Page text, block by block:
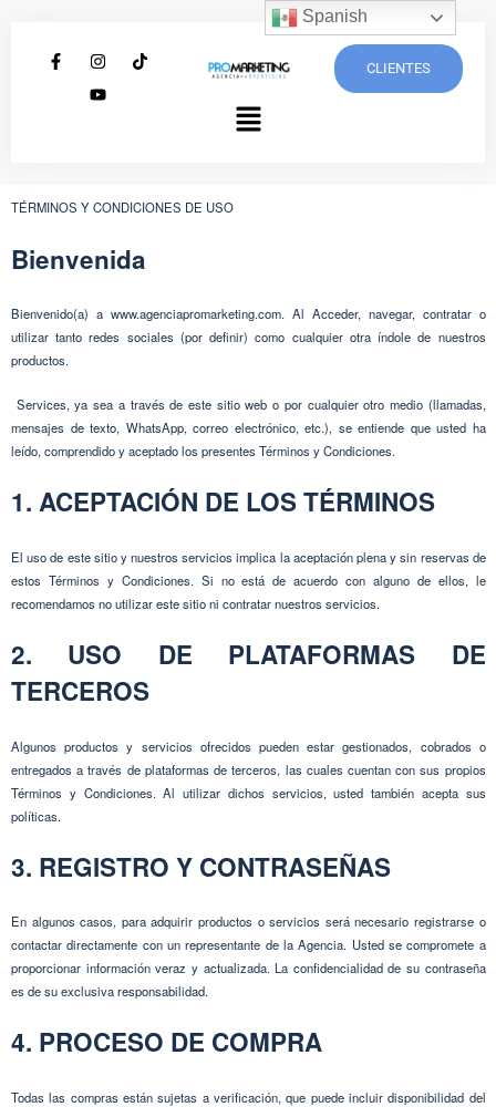
CLIENTES
TÉRMINOS Y CONDICIONES DE USO
Bienvenida
Bienvenido(a) a www.agenciapromarketing.com. Al Acceder, navegar, contratar o
utilizar tanto redes sociales (por definir) como cualquier otra índole de nuestros
productos.
Services, ya sea a través de este sitio web o por cualquier otro medio (llamadas,
mensajes de texto, WhatsApp, correo electrónico, etc.), se entiende que usted ha
leído, comprendido y aceptado los presentes Términos y Condiciones.
1. ACEPTACIÓN DE LOS TÉRMINOS
El uso de este sitio y nuestros servicios implica la aceptación plena y sin reservas de
estos Términos y Condiciones. Si no está de acuerdo con alguno de ellos, le
recomendamos no utilizar este sitio ni contratar nuestros servicios.
2. USO DE PLATAFORMAS DE
TERCEROS
Algunos productos y servicios ofrecidos pueden estar gestionados, cobrados o
entregados a través de plataformas de terceros, las cuales cuentan con sus propios
Términos y Condiciones. Al utilizar dichos servicios, usted también acepta sus
políticas.
3. REGISTRO Y CONTRASEÑAS
En algunos casos, para adquirir productos o servicios será necesario registrarse o
contactar directamente con un representante de la Agencia. Usted se compromete a
proporcionar información veraz y actualizada. La confidencialidad de su contraseña
es de su exclusiva responsabilidad.
4. PROCESO DE COMPRA
Todas las compras están sujetas a verificación, que puede incluir disponibilidad del
Spanish